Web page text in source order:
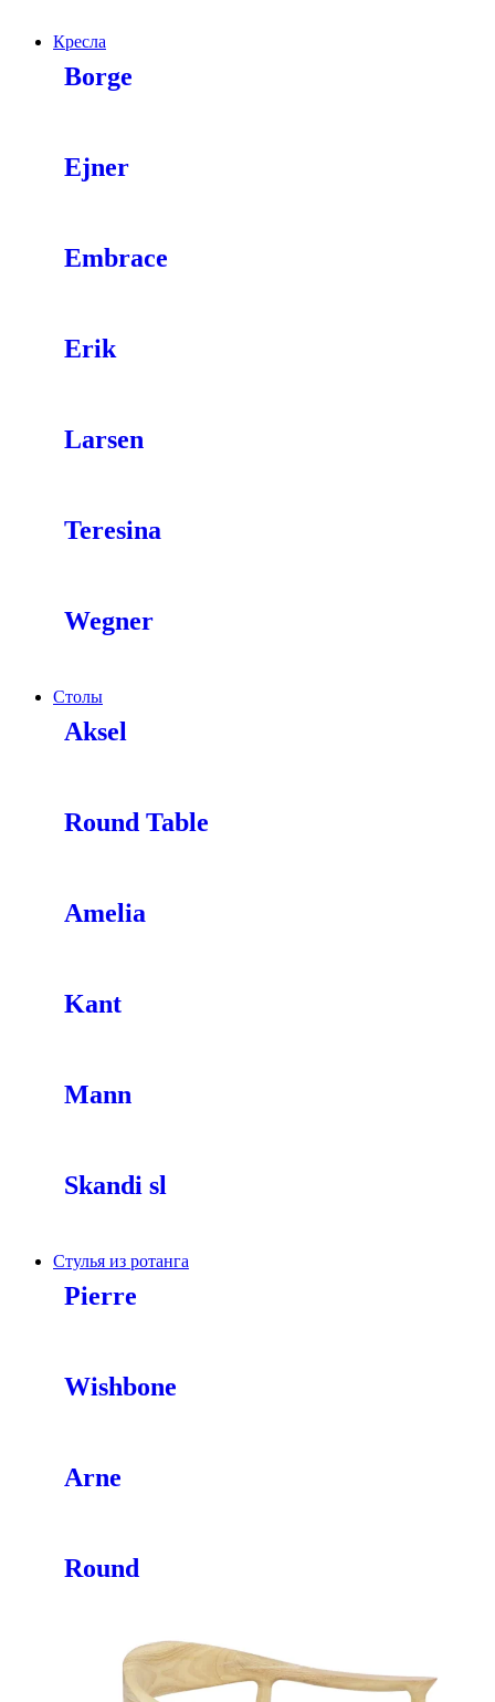
Кресла
Borge
Ejner
Embrace
Erik
Larsen
Teresina
Wegner
Столы
Aksel
Round Table
Amelia
Kant
Mann
Skandi sl
Стулья из ротанга
Pierre
Wishbone
Arne
Round